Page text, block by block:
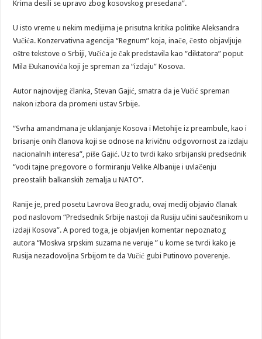
Krima desili se upravo zbog kosovskog presedana”.
U isto vreme u nekim medijima je prisutna kritika politike Aleksandra
Vučića. Konzervativna agencija “Regnum” koja, inače, često objavljuje
oštre tekstove o Srbiji, Vučića je čak predstavila kao “diktatora” poput
Mila Đukanovića koji je spreman za “izdaju” Kosova.
Autor najnovijeg članka, Stevan Gajić, smatra da je Vučić spreman
nakon izbora da promeni ustav Srbije.
“Svrha amandmana je uklanjanje Kosova i Metohije iz preambule, kao i
brisanje onih članova koji se odnose na krivičnu odgovornost za izdaju
nacionalnih interesa”, piše Gajić. Uz to tvrdi kako srbijanski predsednik
“vodi tajne pregovore o formiranju Velike Albanije i uvlačenju
preostalih balkanskih zemalja u NATO”.
Ranije je, pred posetu Lavrova Beogradu, ovaj medij objavio članak
pod naslovom “Predsednik Srbije nastoji da Rusiju učini saučesnikom u
izdaji Kosova”. A pored toga, je objavljen komentar nepoznatog
autora “Moskva srpskim suzama ne veruje ” u kome se tvrdi kako je
Rusija nezadovoljna Srbijom te da Vučić gubi Putinovo poverenje.